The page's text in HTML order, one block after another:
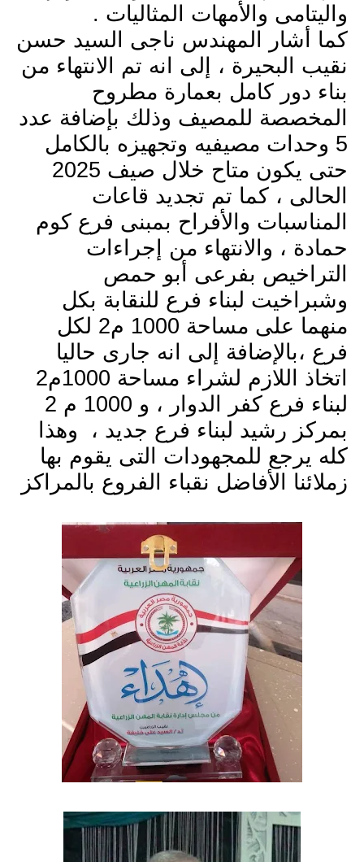
واليتامى والأمهات المثاليات .
كما أشار المهندس ناجى السيد حسن
نقيب البحيرة ، إلى انه تم الانتهاء من
بناء دور كامل بعمارة مطروح
المخصصة للمصيف وذلك بإضافة عدد
5 وحدات مصيفيه وتجهيزه بالكامل
حتى يكون متاح خلال صيف 2025
الحالى ، كما تم تجديد قاعات
المناسبات والأفراح بمبنى فرع كوم
حمادة ، والانتهاء من إجراءات
التراخيص بفرعى أبو حمص
وشبراخيت لبناء فرع للنقابة بكل
منهما على مساحة 1000 م2 لكل
فرع ،بالإضافة إلى انه جارى حاليا
اتخاذ اللازم لشراء مساحة 1000م2
لبناء فرع كفر الدوار ، و 1000 م 2
بمركز رشيد لبناء فرع جديد ،
وهذا
كله يرجع للمجهودات التى يقوم بها
زملائنا الأفاضل نقباء الفروع بالمراكز